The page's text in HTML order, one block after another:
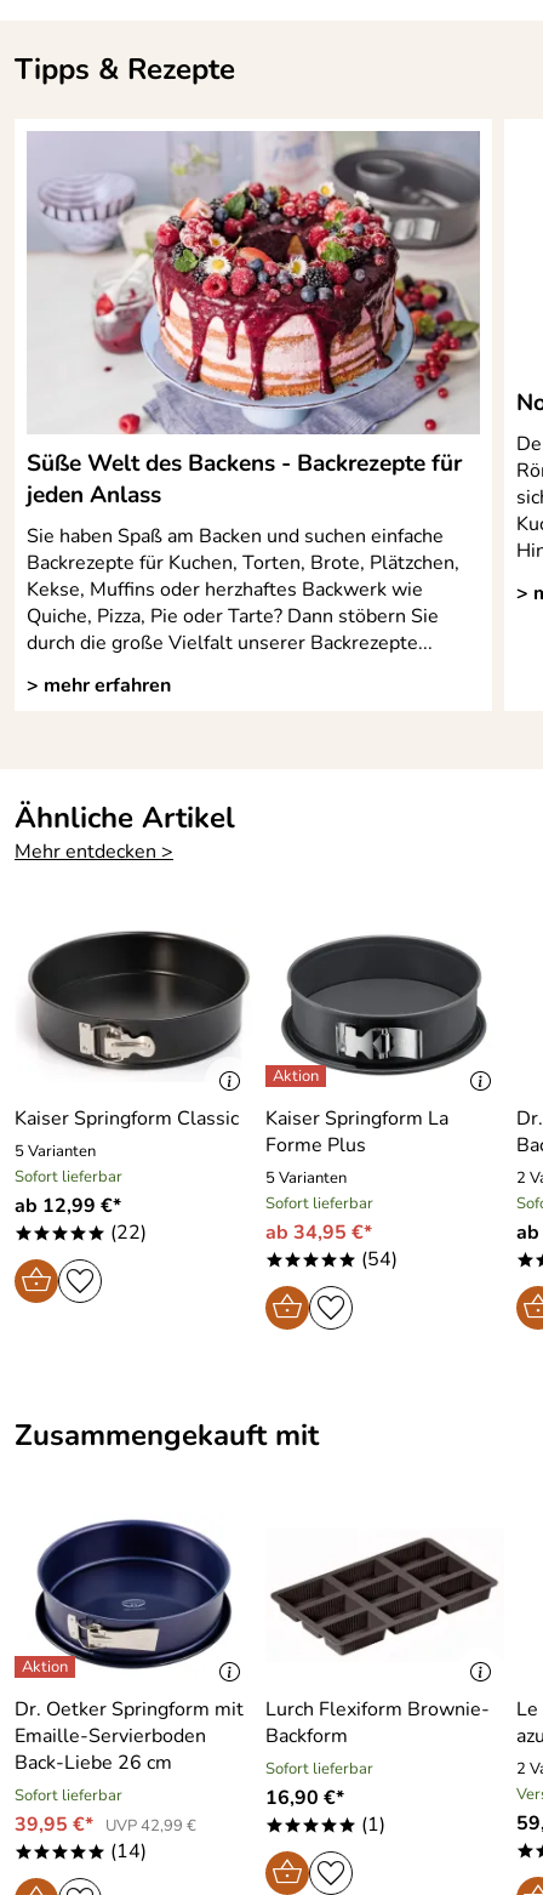
Tipps & Rezepte
Süße Welt des Backens - Backrezepte für
jeden Anlass
Sie haben Spaß am Backen und suchen einfache
Backrezepte für Kuchen, Torten, Brote, Plätzchen,
Kekse, Muffins oder herzhaftes Backwerk wie
Quiche, Pizza, Pie oder Tarte? Dann stöbern Sie
durch die große Vielfalt unserer Backrezepte...
> mehr erfahren
>
Ähnliche Artikel
Mehr entdecken >
Kaiser Springform Classic
5 Varianten
Sofort lieferbar
ab 12,99 €*
***** (22)
Kaiser Springform La
Forme Plus
5 Varianten
Sofort lieferbar
ab 34,95 €*
***** (54)
2
Zusammengekauft mit
Dr. Oetker Springform mit
Emaille-Servierboden
Back-Liebe 26 cm
Sofort lieferbar
39,95 €* UVP 42,99 €
***** (14)
Lurch Flexiform Brownie-
Backform
Sofort lieferbar
16,90 €*
***** (1)
2